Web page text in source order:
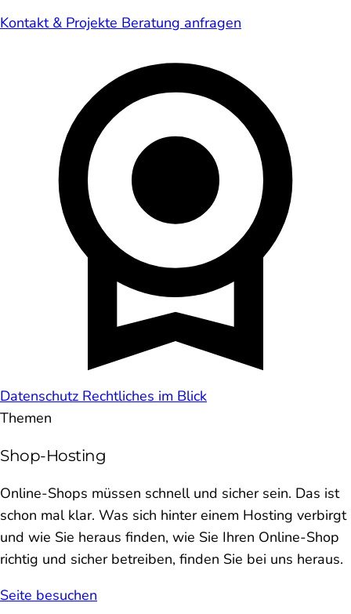
Kontakt & Projekte Beratung anfragen
Datenschutz Rechtliches im Blick
Themen
Shop-Hosting
Online-Shops müssen schnell und sicher sein. Das ist
schon mal klar. Was sich hinter einem Hosting verbirgt
und wie Sie heraus finden, wie Sie Ihren Online-Shop
richtig und sicher betreiben, finden Sie bei uns heraus.
Seite besuchen